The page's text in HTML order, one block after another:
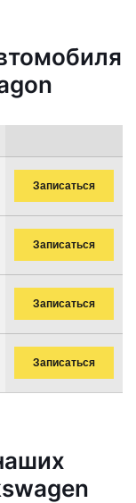
Записаться
Записаться
Записаться
Записаться